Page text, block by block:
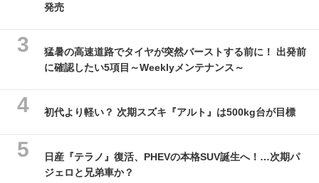
発売
猛暑の高速道路でタイヤが突然バーストする前に！ 出発前
に確認したい5項目～Weeklyメンテナンス～
初代より軽い？ 次期スズキ『アルト』は500kg台が目標
日産『テラノ』復活、PHEVの本格SUV誕生へ！…次期パ
ジェロと兄弟車か？